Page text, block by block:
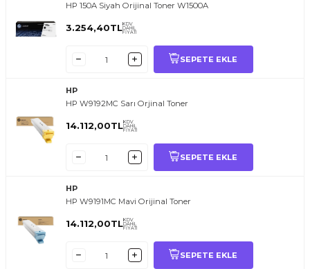
HP 150A Siyah Orijinal Toner W1500A
3.254,40TLKDV
DAHİL
FİYATI
SEPETE EKLE
HP
HP W9192MC Sarı Orjinal Toner
14.112,00TLKDV
DAHİL
FİYATI
SEPETE EKLE
HP
HP W9191MC Mavi Orijinal Toner
14.112,00TLKDV
DAHİL
FİYATI
SEPETE EKLE